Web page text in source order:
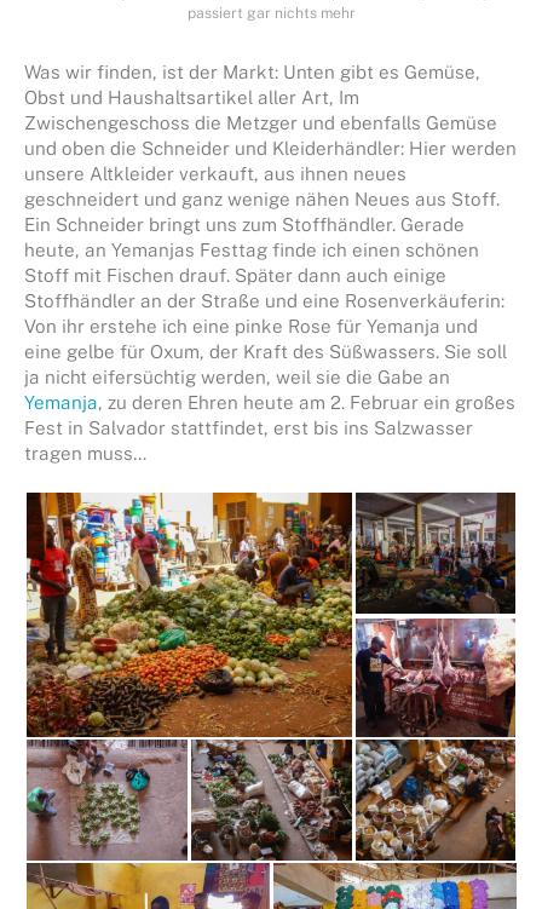
passiert gar nichts mehr
Was wir finden, ist der Markt: Unten gibt es Gemüse,
Obst und Haushaltsartikel aller Art, Im
Zwischengeschoss die Metzger und ebenfalls Gemüse
und oben die Schneider und Kleiderhändler: Hier werden
unsere Altkleider verkauft, aus ihnen neues
geschneidert und ganz wenige nähen Neues aus Stoff.
Ein Schneider bringt uns zum Stoffhändler. Gerade
heute, an Yemanjas Festtag finde ich einen schönen
Stoff mit Fischen drauf. Später dann auch einige
Stoffhändler an der Straße und eine Rosenverkäuferin:
Von ihr erstehe ich eine pinke Rose für Yemanja und
eine gelbe für Oxum, der Kraft des Süßwassers. Sie soll
ja nicht eifersüchtig werden, weil sie die Gabe an
Yemanja, zu deren Ehren heute am 2. Februar ein großes
Fest in Salvador stattfindet, erst bis ins Salzwasser
tragen muss…